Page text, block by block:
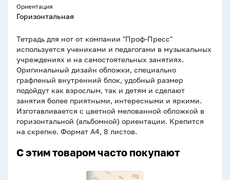
Ориентация
Горизонтальная
Тетрадь для нот от компании "Проф-Пресс"
используется учениками и педагогами в музыкальных
учреждениях и на самостоятельных занятиях.
Оригинальный дизайн обложки, специально
графленый внутренний блок, удобный размер
подойдут как взрослым, так и детям и сделают
занятия более приятными, интересными и яркими.
Изготавливается с цветной мелованной обложкой в
горизонтальной (альбомной) ориентации. Крепится
на скрепке. Формат А4, 8 листов.
С этим товаром часто покупают